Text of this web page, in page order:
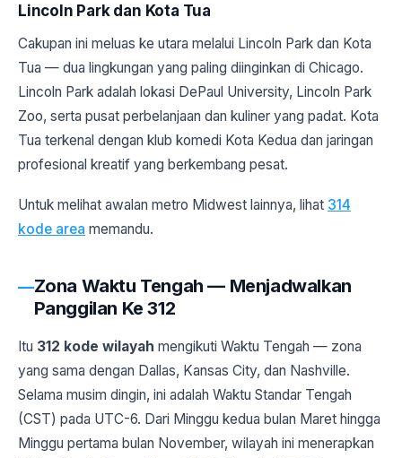
Lincoln Park dan Kota Tua
Cakupan ini meluas ke utara melalui Lincoln Park dan Kota
Tua — dua lingkungan yang paling diinginkan di Chicago.
Lincoln Park adalah lokasi DePaul University, Lincoln Park
Zoo, serta pusat perbelanjaan dan kuliner yang padat. Kota
Tua terkenal dengan klub komedi Kota Kedua dan jaringan
profesional kreatif yang berkembang pesat.
Untuk melihat awalan metro Midwest lainnya, lihat 314
kode area memandu.
Zona Waktu Tengah — Menjadwalkan
Panggilan Ke 312
Itu 312 kode wilayah mengikuti Waktu Tengah — zona
yang sama dengan Dallas, Kansas City, dan Nashville.
Selama musim dingin, ini adalah Waktu Standar Tengah
(CST) pada UTC-6. Dari Minggu kedua bulan Maret hingga
Minggu pertama bulan November, wilayah ini menerapkan